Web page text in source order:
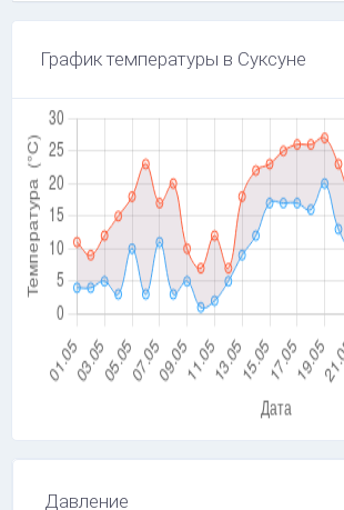
График температуры в Суксуне
Давление